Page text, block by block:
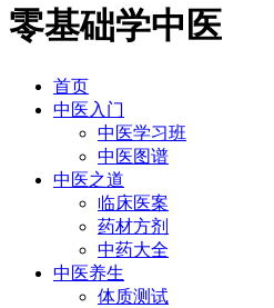
零基础学中医
首页
中医入门
中医学习班
中医图谱
中医之道
临床医案
药材方剂
中药大全
中医养生
体质测试